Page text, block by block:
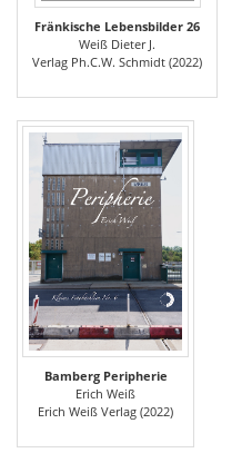
Fränkische Lebensbilder 26
Weiß Dieter J.
Verlag Ph.C.W. Schmidt (2022)
Bamberg Peripherie
Erich Weiß
Erich Weiß Verlag (2022)